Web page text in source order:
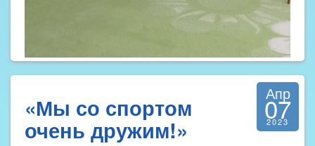
«Мы со спортом
очень дружим!»
Апр
07
2023